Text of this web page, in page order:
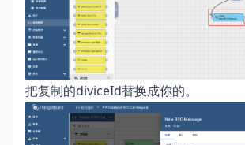
把复制的diviceId替换成你的。